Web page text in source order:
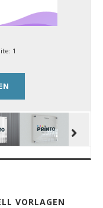
1
VORLAGEN